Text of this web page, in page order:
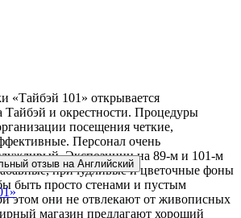
«Тайбэй 101» открывается
и окрестности. Процедуры
посещения четкие,
Персонал очень
Экспозиции на 89-м и 101-м
причудливые и цветочные фоны
быть просто стенами и пустым
этом они не отвлекают от живописных
магазин предлагают хороший
отзыв на Английский